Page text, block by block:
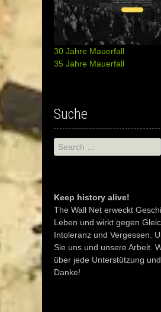
30 Jahre Mauerfall
35 Jahre Mauerfall
Suche
Search
for:
Keep history alive!
The Wall Net erweckt
Leben und wirkt gegen
Intoleranz und Vergessen.
Sie uns und unsere Arbeit.
über jede Unterstützung
Danke!